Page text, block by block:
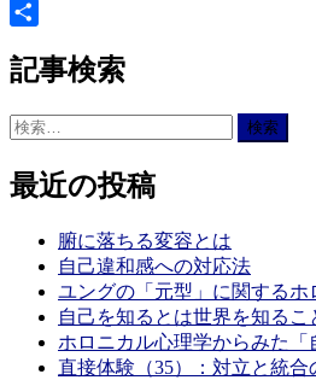
X
有
記事検索
検
最近の投稿
腑に落ちる変容とは
自己違和感への対応法
ユングの「元型」に関するホ
自己を知るとは世界を知るこ
ホロニカル心理学からみた「
直接体験（35）：対立と統合